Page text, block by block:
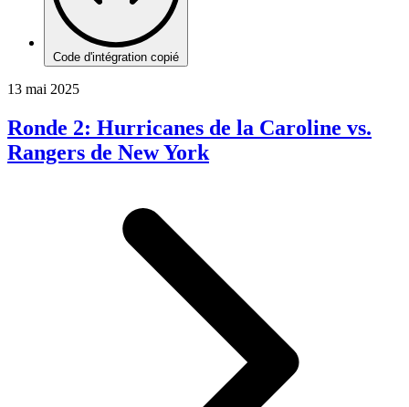
Code d'intégration copié
13 mai 2025
Ronde 2: Hurricanes de la Caroline vs.
Rangers de New York